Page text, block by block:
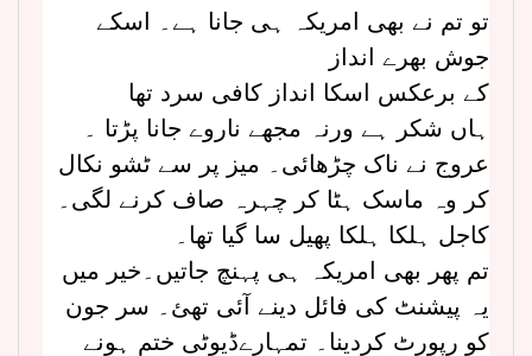
تو تم نے بھی امریکہ ہی جانا ہے۔ اسکے
جوش بھرے انداز
کے برعکس اسکا انداز کافی سرد تھا
ہاں شکر ہے ورنہ مجھے ناروے جانا پڑتا ۔
عروج نے ناک چڑھائی۔ میز پر سے ٹشو نکال
کر وہ ماسک ہٹا کر چہرہ صاف کرنے لگی۔
کاجل ہلکا ہلکا پھیل سا گیا تھا۔
تم پھر بھی امریکہ ہی پہنچ جاتیں۔خیر میں
یہ پیشنٹ کی فائل دینے آئی تھئ۔ سر جون
کو رپورٹ کردینا۔ تمہارےڈیوٹی ختم ہونے